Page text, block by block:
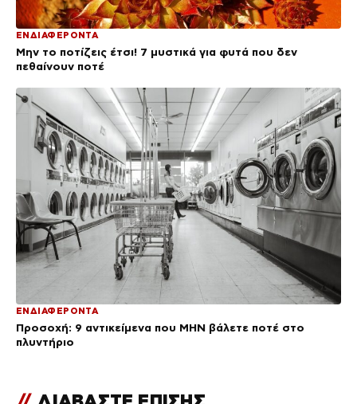
ΕΝΔΙΑΦΕΡΟΝΤΑ
Μην το ποτίζεις έτσι! 7 μυστικά για φυτά που δεν
πεθαίνουν ποτέ
ΕΝΔΙΑΦΕΡΟΝΤΑ
Προσοχή: 9 αντικείμενα που ΜΗΝ βάλετε ποτέ στο
πλυντήριο